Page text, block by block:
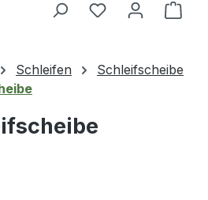
Du hast 0
Schleifen
Schleifscheibe